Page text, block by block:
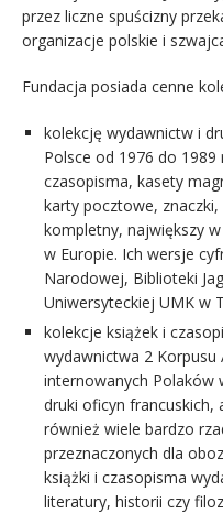
przez liczne spuścizny
organizacje polskie i
Fundacja posiada cenne
kolekcję wydawnictw i
Polsce od 1976 do 1989
czasopisma, kasety
karty pocztowe,
kompletny, największy
w Europie. Ich wersje
Narodowej, Biblioteki
Uniwersyteckiej UMK w
kolekcje książek i
wydawnictwa 2 Korpusu
internowanych Polaków
druki oficyn francuskich,
również wiele bardzo
przeznaczonych dla
książki i czasopisma
literatury, historii czy